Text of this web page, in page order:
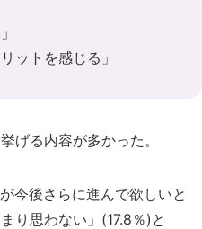
ットを感じる」
げる内容が多かった。
今後さらに進んで欲しいと
り思わない」(17.8％)と